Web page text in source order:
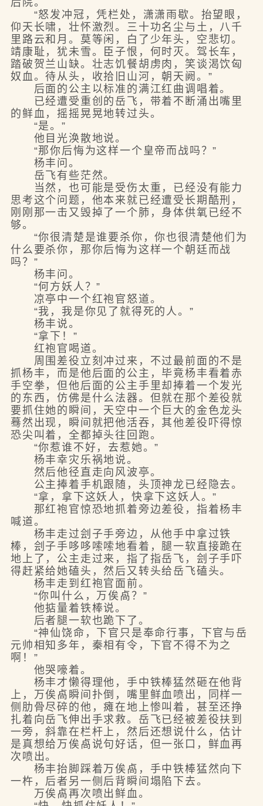
后院。
“怒发冲冠，凭栏处，潇潇雨歇。抬望眼，
仰天长啸，壮怀激烈。三十功名尘与土，八千
里路云和月。莫等闲，白了少年头，空悲切。
靖康耻，犹未雪。臣子恨，何时灭。驾长车，
踏破贺兰山缺。壮志饥餐胡虏肉，笑谈渴饮匈
奴血。待从头，收拾旧山河，朝天阙。”
后面的公主以标准的满江红曲调唱着。
已经遭受重创的岳飞，带着不断涌出嘴里
的鲜血，摇摇晃晃地转过头。
“是。”
他目光涣散地说。
“那你后悔为这样一个皇帝而战吗？”
杨丰问。
岳飞有些茫然。
当然，也可能是受伤太重，已经没有能力
思考这个问题，他本来就已经遭受长期酷刑，
刚刚那一击又毁掉了一个肺，身体供氧已经不
够。
“你很清楚是谁要杀你，你也很清楚他们为
什么要杀你，那你后悔为这样一个朝廷而战
吗？”
杨丰问。
“何方妖人？”
凉亭中一个红袍官怒道。
“我，我是你见了就得死的人。”
杨丰说。
“拿下！”
红袍官喝道。
周围差役立刻冲过来，不过最前面的不是
抓杨丰，而是他后面的公主，毕竟杨丰看着赤
手空拳，但他后面的公主手里却捧着一个发光
的东西，仿佛是什么法器。但就在那个差役就
要抓住她的瞬间，天空中一个巨大的金色龙头
蓦然出现，瞬间就把他活吞，其他差役吓得惊
恐尖叫着，全都掉头往回跑。
“你惹谁不好，去惹她。”
杨丰幸灾乐祸地说。
然后他径直走向风波亭。
公主捧着手机跟随，头顶神龙已经隐去。
“拿，拿下这妖人，快拿下这妖人。”
那红袍官惊恐地抓着旁边差役，指着杨丰
喊道。
杨丰走过刽子手旁边，从他手中拿过铁
棒，刽子手哆哆嗦嗦地看着，腿一软直接跪在
地上了，公主走过来，指了指岳飞，刽子手吓
得赶紧给她磕头，然后又转头给岳飞磕头。
杨丰走到红袍官面前。
“你叫什么，万俟卨？”
他掂量着铁棒说。
后者腿一软也跪下了。
“神仙饶命，下官只是奉命行事，下官与岳
元帅相知多年，秦相有令，下官不得不为之
啊！”
他哭嚎着。
杨丰才懒得理他，手中铁棒猛然砸在他背
上，万俟卨瞬间扑倒，嘴里鲜血喷出，同样一
侧肋骨尽碎的他，瘫在地上惨叫着，甚至还挣
扎着向岳飞伸出手求救。岳飞已经被差役扶到
一旁，斜靠在栏杆上，然后还想说什么，估计
是真想给万俟卨说句好话，但一张口，鲜血再
次喷出。
杨丰抬脚踩着万俟卨，手中铁棒猛然向下
一杵，后者另一侧后背瞬间塌陷下去。
万俟卨再次喷出鲜血。